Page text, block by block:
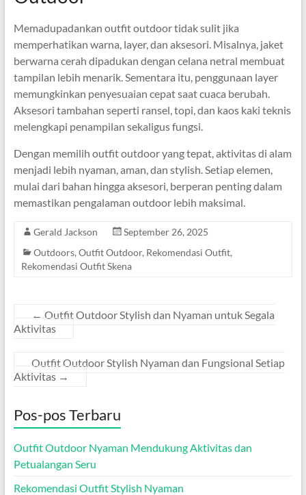
Memadupadankan outfit outdoor tidak sulit jika
memperhatikan warna, layer, dan aksesori. Misalnya, jaket
berwarna cerah dipadukan dengan celana netral membuat
tampilan lebih menarik. Sementara itu, penggunaan layer
memungkinkan penyesuaian cepat saat cuaca berubah.
Aksesori tambahan seperti ransel, topi, dan kaos kaki teknis
melengkapi penampilan sekaligus fungsi.
Dengan memilih outfit outdoor yang tepat, aktivitas di alam
menjadi lebih nyaman, aman, dan stylish. Setiap elemen,
mulai dari bahan hingga aksesori, berperan penting dalam
memastikan pengalaman outdoor lebih maksimal.
Gerald Jackson
September 26, 2025
Outdoors, Outfit Outdoor, Rekomendasi Outfit,
Rekomendasi Outfit Skena
← Outfit Outdoor Stylish dan Nyaman untuk Segala
Aktivitas
Outfit Outdoor Stylish Nyaman dan Fungsional Setiap
Aktivitas →
Pos-pos Terbaru
Outfit Outdoor Nyaman Mendukung Aktivitas dan
Petualangan Seru
Rekomendasi Outfit Stylish Nyaman